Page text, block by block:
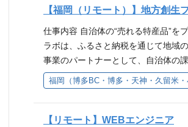
【福岡（リモート）】地方創生
仕事内容 自治体の“売れる特産品”を
ラボは、ふるさと納税を通じて地域
事業のパートナーとして、自治体の
案営業から、返礼品の企画・EC運用
務内容＞ ■自治体への提案・新規開
提案 ■プロジェクト推進 ・自治体、
ョン ■ふるさと納税事業の改善 ・市
福岡（博多BC・博多・天神・久留米・
【リモート】WEBエンジニア